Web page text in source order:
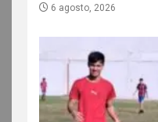
6 agosto, 2026